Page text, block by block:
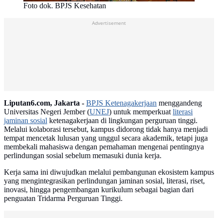
Foto dok. BPJS Kesehatan
Advertisement
Liputan6.com, Jakarta - BPJS Ketenagakerjaan menggandeng
Universitas Negeri Jember (UNEJ) untuk memperkuatliterasi
jaminan sosial ketenagakerjaan di lingkungan perguruan tinggi.
Melalui kolaborasi tersebut, kampus didorong tidak hanya menjadi
tempat mencetak lulusan yang unggul secara akademik, tetapi juga
membekali mahasiswa dengan pemahaman mengenai pentingnya
perlindungan sosial sebelum memasuki dunia kerja.
Kerja sama ini diwujudkan melalui pembangunan ekosistem kampus
yang mengintegrasikan perlindungan jaminan sosial, literasi, riset,
inovasi, hingga pengembangan kurikulum sebagai bagian dari
penguatan Tridarma Perguruan Tinggi.